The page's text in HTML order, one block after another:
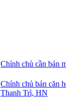
Chính chủ cần bán
Chính chủ bán căn
Thanh Trì, HN